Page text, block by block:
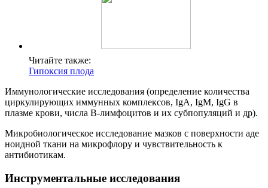
Читайте также:
Гипоксия плода
Иммунологические исследования (определение количества
циркулирующих иммунных комплексов, IgA, IgM, IgG в
плазме крови, числа В-лимфоцитов и их субпопуляций и др).
Микробиологическое исследование мазков с поверхности аде
ноидной ткани на микрофлору и чувствительность к
антибиотикам.
Инструментальные исследования